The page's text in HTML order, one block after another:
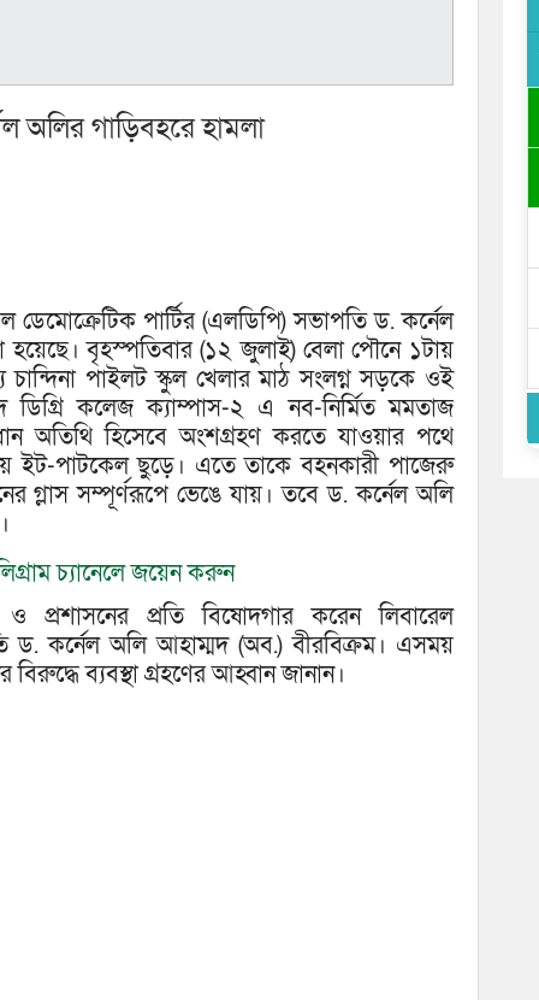
অলির গাড়িবহরে হামলা
ডেমোক্রেটিক পার্টির (এলডিপি) সভাপতি ড. কর্নেল
বৃহস্পতিবার (১২ জুলাই) বেলা পৌনে ১টায়
চান্দিনা পাইলট স্কুল খেলার মাঠ সংলগ্ন সড়কে ওই
ডিগ্রি কলেজ ক্যাম্পাস-২ এ নব-নির্মিত মমতাজ
অতিথি হিসেবে অংশগ্রহণ করতে যাওয়ার পথে
ইট-পাটকেল ছুড়ে। এতে তাকে বহনকারী পাজেরু
গ্লাস সম্পূর্ণরূপে ভেঙে যায়। তবে ড. কর্নেল অলি
চ্যানেলে জয়েন করুন
প্রশাসনের প্রতি বিষোদগার করেন লিবারেল
ড. কর্নেল অলি আহাম্মদ (অব.) বীরবিক্রম। এসময়
বিরুদ্ধে ব্যবস্থা গ্রহণের আহ্বান জানান।